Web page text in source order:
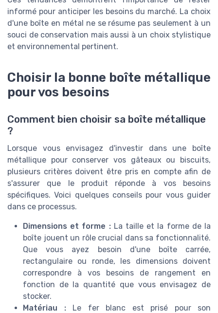
informé pour anticiper les besoins du marché. La choix
d'une boîte en métal ne se résume pas seulement à un
souci de conservation mais aussi à un choix stylistique
et environnemental pertinent.
Choisir la bonne boîte métallique
pour vos besoins
Comment bien choisir sa boîte métallique
?
Lorsque vous envisagez d'investir dans une boîte
métallique pour conserver vos gâteaux ou biscuits,
plusieurs critères doivent être pris en compte afin de
s'assurer que le produit réponde à vos besoins
spécifiques. Voici quelques conseils pour vous guider
dans ce processus.
Dimensions et forme :La taille et la forme de la
boîte jouent un rôle crucial dans sa fonctionnalité.
Que vous ayez besoin d'une boîte carrée,
rectangulaire ou ronde, les dimensions doivent
correspondre à vos besoins de rangement en
fonction de la quantité que vous envisagez de
stocker.
Matériau :Le fer blanc est prisé pour son